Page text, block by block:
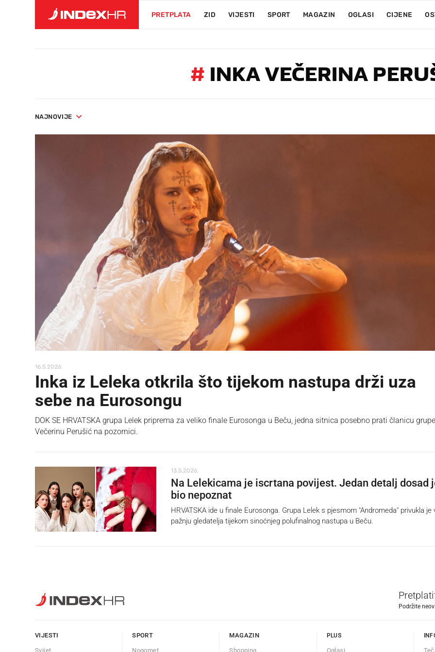
PRETPLATA ZID VIJESTI SPORT MAGAZIN OGLASI CIJENE
# INKA VEČERINA
NAJNOVIJE
16.5.2026.
Inka iz Leleka otkrila što tijekom nastupa drži uza
sebe na Eurosongu
DOK SE HRVATSKA grupa Lelek priprema za veliko finale Eurosonga u Beču, jedna sitnica posebno prati članicu
Večerinu Perušić na pozornici.
13.5.2026.
Na Lelekicama je iscrtana povijest. Jedan detalj dosad
bio nepoznat
HRVATSKA ide u finale Eurosonga. Grupa Lelek s pjesmom "Andromeda" privukla je
pažnju gledatelja tijekom sinoćnjeg polufinalnog nastupa u Beču.
Podržite
VIJESTI
Svijet
SPORT
Nogomet
MAGAZIN
Shopping
PLUS
Oglasi